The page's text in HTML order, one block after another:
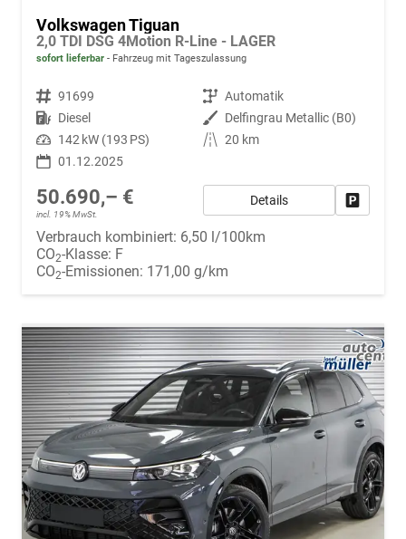
Volkswagen Tiguan
2,0 TDI DSG 4Motion R-Line - LAGER
sofort lieferbar Fahrzeug mit Tageszulassung
Fahrzeugnr. 91699 Getriebe Automatik
Kraftstoff Diesel Außenfarbe Delfingrau Metallic (B0)
Leistung 142 kW (193 PS) Kilometerstand 20 km
01.12.2025
50.690,– €
incl. 19% MwSt.
Details
Verbrauch kombiniert: 6,50 l/100km
CO2-Klasse: F
CO2-Emissionen: 171,00 g/km